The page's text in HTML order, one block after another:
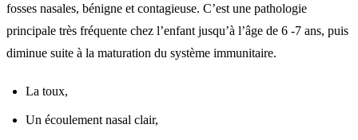
fosses nasales, bénigne et contagieuse. C’est une pathologie
principale très fréquente chez l’enfant jusqu’à l’âge de 6 -7 ans, puis
diminue suite à la maturation du système immunitaire.
La toux,
Un écoulement nasal clair,